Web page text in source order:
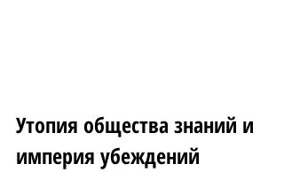
Утопия общества знаний и
империя убеждений